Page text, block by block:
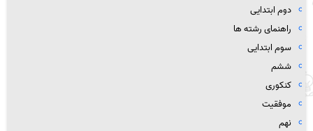
دوم ابتدایی
راهنمای رشته ها
سوم ابتدایی
ششم
کنکوری
موفقیت
نهم